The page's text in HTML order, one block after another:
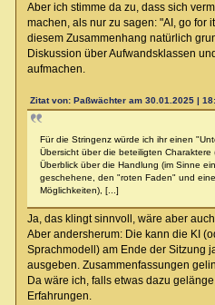
Aber ich stimme da zu, dass sich
machen, als nur zu sagen: "AI, go for
diesem Zusammenhang natürlich
Diskussion über Aufwandsklassen
aufmachen.
Zitat von: Paßwächter am 30.01.2025 |
Für die Stringenz würde ich ihr einen
Übersicht über die beteiligten Charaktere
Überblick über die Handlung (im Sinne
geschehene, den "roten Faden" und
Möglichkeiten), [...]
Ja, das klingt sinnvoll, wäre aber
Aber andersherum: Die kann die KI
Sprachmodell) am Ende der Sitzung
ausgeben. Zusammenfassungen
Da wäre ich, falls etwas dazu
Erfahrungen.